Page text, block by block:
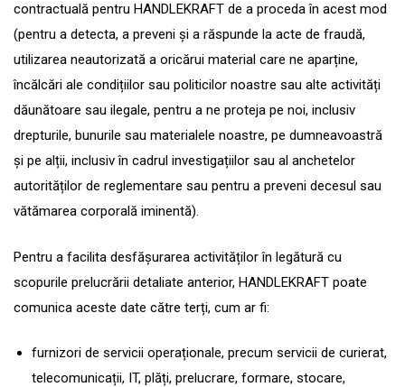
contractuală pentru HANDLEKRAFT de a proceda în acest mod
(pentru a detecta, a preveni și a răspunde la acte de fraudă,
utilizarea neautorizată a oricărui material care ne aparține,
încălcări ale condițiilor sau politicilor noastre sau alte activități
dăunătoare sau ilegale, pentru a ne proteja pe noi, inclusiv
drepturile, bunurile sau materialele noastre, pe dumneavoastră
și pe alții, inclusiv în cadrul investigațiilor sau al anchetelor
autorităților de reglementare sau pentru a preveni decesul sau
vătămarea corporală iminentă).
Pentru a facilita desfășurarea activităților în legătură cu
scopurile prelucrării detaliate anterior, HANDLEKRAFT poate
comunica aceste date către terți, cum ar fi:
furnizori de servicii operaționale, precum servicii de curierat,
telecomunicații, IT, plăți, prelucrare, formare, stocare,